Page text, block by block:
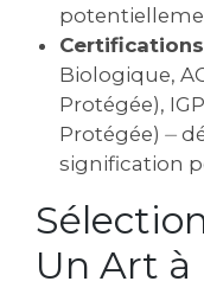
Biologique,
Protégée),
Protégée) ⏤
signification
Un Art